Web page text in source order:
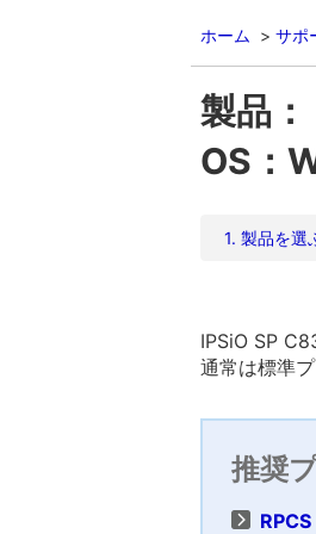
ホーム サポ
製品
OS：
1. 製品を選
IPSiO SP
通常は標準
推奨